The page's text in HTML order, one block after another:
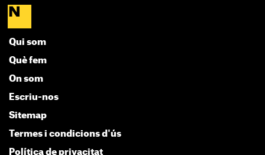
Qui som
Què fem
On som
Escriu-nos
Sitemap
Termes i condicions d'ús
Política de privacitat